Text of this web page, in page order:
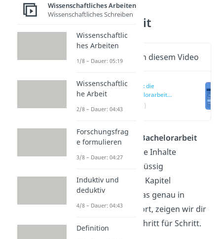
Gliederung
Bachelorarbeit
Wichtige Inhalte in diesem Video
Wie ist die
Bachelorarbeit
aufgebaut?
(00:15)
Die Gliederungder
Bachelorarbeit
legt fest, wie du deine Inhalte
strukturiert und schlüssig
präsentierst. Welche Kapitel
dazugehören und was genau in
welches Kapitel gehört, zeigen wir dir
hier und im
Schritt für Schritt.
Wissenschaftliches Arbeiten
Wissenschaftliches Schreiben
Wissenschaftlic
hes Arbeiten
1/8 – Dauer: 05:19
Wissenschaftlic
he Arbeit
2/8 – Dauer: 04:43
Forschungsfrag
e formulieren
3/8 – Dauer: 04:27
Induktiv und
deduktiv
4/8 – Dauer: 04:43
Definition